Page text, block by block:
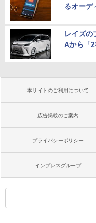
るオーデ
レイズの
Aから「
本サイトのご利用について
広告掲載のご案内
プライバシーポリシー
インプレスグループ